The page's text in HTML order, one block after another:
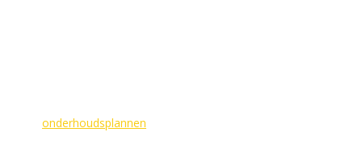
onderhoudsplannen